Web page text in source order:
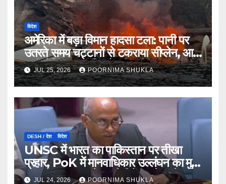
विदेश
अमेरिका में बड़ा विमान हादसा टला: पानी पर
उतरते समय चट्टानों से टकराया सीप्लेन, आग
लगी लेकिन 11 यात्रियों की बची जान…
JUL 25, 2026 POORNIMA SHUKLA
DESH / देश विदेश
UNSC में भारत का पाकिस्तान पर तीखा
प्रहार, PoK में मानवाधिकार उल्लंघन का मुद्दा
उठाया; कहा- ‘पहले अपने गिरेबान में झांके
JUL 24, 2026 POORNIMA SHUKLA